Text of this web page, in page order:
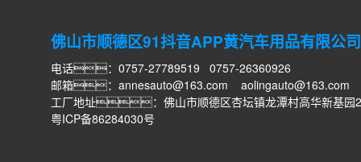
佛山市顺德区91抖音APP黄汽车用品有限公司
电话：0757-27789519 0757-26360926
邮箱： annesauto@163.com
aolingauto@163.com
工厂地址：佛山市顺德区杏坛镇龙潭村高华新基园
粤ICP备86284030号